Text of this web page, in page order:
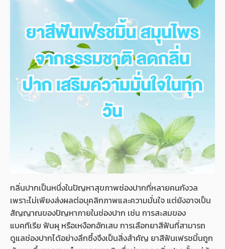
กลิ่นปากเป็นหนึ่งในปัญหาสุขภาพช่องปากที่หลายคนกังวล
เพราะไม่เพียงส่งผลต่อบุคลิกภาพและความมั่นใจ แต่ยังอาจเป็น
สัญญาณของปัญหาภายในช่องปาก เช่น การสะสมของ
แบคทีเรีย ฟันผุ หรือเหงือกอักเสบ การเลือกยาสีฟันที่สามารถ
ดูแลช่องปากได้อย่างลึกซึ้งจึงเป็นสิ่งสำคัญ ยาสีฟันเฟรชมิ้นถูก